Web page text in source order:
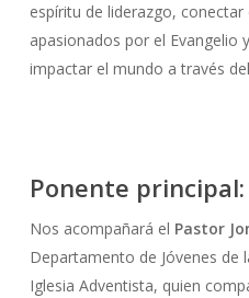
espíritu de liderazgo,
apasionados por el Evangelio
impactar el mundo a través
Ponente principal:
Nos acompañará el Pastor
Departamento de Jóvenes de
Iglesia Adventista, quien